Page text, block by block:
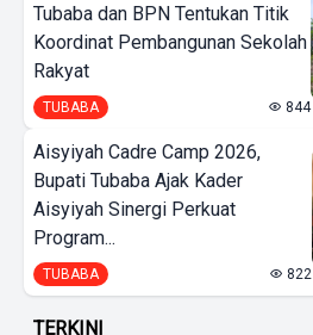
Tubaba dan BPN Tentukan Titik
Koordinat Pembangunan Sekolah
Rakyat
TUBABA 844
Aisyiyah Cadre Camp 2026,
Bupati Tubaba Ajak Kader
Aisyiyah Sinergi Perkuat
Program...
TUBABA 822
TERKINI